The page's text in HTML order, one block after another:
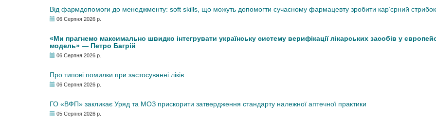
Від фармдопомоги до менеджменту: soft skills, що можуть допомогти сучасному фармацевту зробити кар’єрний стрибок
06 Серпня 2026 р.
«Ми прагнемо максимально швидко інтегрувати українську систему верифікації лікарських засобів у
модель» — Петро Багрій
06 Серпня 2026 р.
Про типові помилки при застосуванні ліків
06 Серпня 2026 р.
ГО «ВФП» закликає Уряд та МОЗ прискорити затвердження стандарту належної аптечної практики
05 Серпня 2026 р.